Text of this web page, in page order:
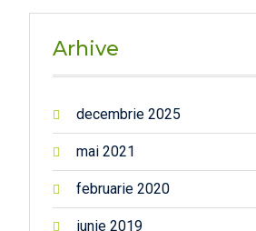
Arhive
decembrie 2025
mai 2021
februarie 2020
iunie 2019